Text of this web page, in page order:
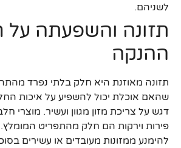
לשניהם.
תזונה והשפעתה על
ההנקה
תזונה מאוזנת היא חלק בלתי נפרד
שהאם אוכלת יכול להשפיע על איכות
דגש על צריכת מזון מגוון ועשיר. מוצרי
פירות וירקות הם חלק מהתפריט
להימנע ממזונות מעובדים או עשירים